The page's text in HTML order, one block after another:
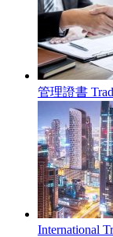
管理證書
International